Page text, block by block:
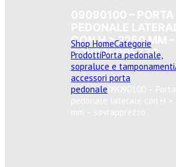
CON H > 2250 MM –
SOVRAPPREZZO
Shop HomeCategorie
ProdottiPorta pedonale,
sopraluce e tamponamenti
accessori porta
pedonale